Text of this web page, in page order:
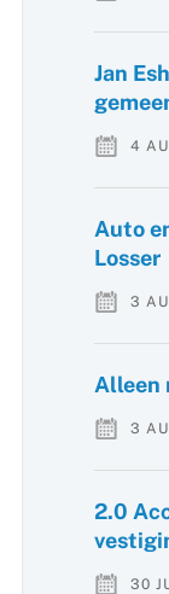
Jan
4
Auto
Losser
3
Alleen
3
2.0
30